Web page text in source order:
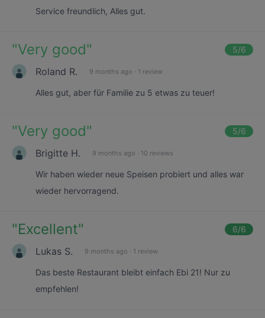
Service freundlich, Alles gut.
"Very good" 5/6
Roland R. 9 months ago · 1 review
Alles gut, aber für Familie zu 5 etwas zu teuer!
"Very good" 5/6
Brigitte H. 9 months ago · 10 reviews
Wir haben wieder neue Speisen probiert und alles war
wieder hervorragend.
"Excellent" 6/6
Lukas S. 9 months ago · 1 review
Das beste Restaurant bleibt einfach Ebi 21! Nur zu
empfehlen!